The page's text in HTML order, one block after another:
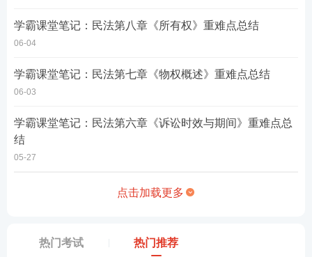
学霸课堂笔记：民法第八章《所有权》重难点总结
06-04
学霸课堂笔记：民法第七章《物权概述》重难点总结
06-03
学霸课堂笔记：民法第六章《诉讼时效与期间》重难点总
结
05-27
点击加载更多
热门考试 热门推荐